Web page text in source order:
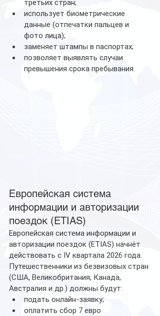
третьих стран;
использует биометрические
данные (отпечатки пальцев и
фото лица);
заменяет штампы в паспортах;
позволяет выявлять случаи
превышения срока пребывания.
Европейская система
информации и авторизации
поездок (ETIAS)
Европейская система информации и
авторизации поездок (ETIAS) начнёт
действовать с IV квартала 2026 года.
Путешественники из безвизовых стран
(США, Великобритания, Канада,
Австралия и др.) должны будут:
подать онлайн-заявку;
оплатить сбор 7 евро